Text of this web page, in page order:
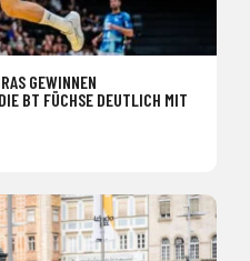
GEWINNEN
BT FÜCHSE DEUTLICH MIT